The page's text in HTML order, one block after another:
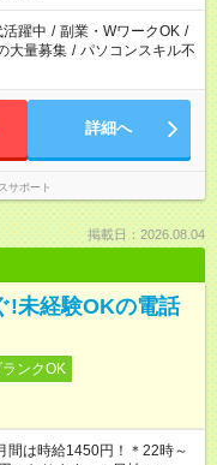
躍中 / 副業・WワークOK /
大量募集 / パソコンスキル不
詳細へ
サポート
掲載日：2026.08.04
!未経験OKの電話
ランクOK
は時給1450円！＊22時～